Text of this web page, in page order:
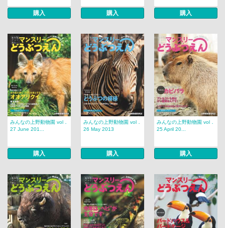
購入 購入 購入
みんなの上野動物園 vol．
27 June 201...
購入
みんなの上野動物園 vol．
26 May 2013
購入
みんなの上野動物園 vol．
25 April 20...
購入